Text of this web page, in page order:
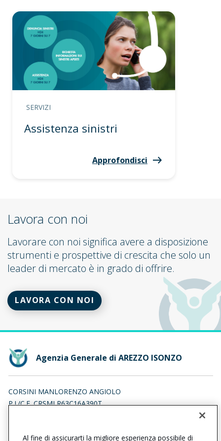
SERVIZI
Assistenza sinistri
Approfondisci
Lavora con noi
Lavorare con noi significa avere a disposizione
strumenti e prospettive di crescita che solo un
leader di mercato è in grado di offrire.
LAVORA CON NOI
Agenzia Generale di AREZZO ISONZO
CORSINI MANLORENZO ANGIOLO
P.I./C.F. CRSMLR63C16A390T
Al fine di assicurarti la migliore esperienza possibile di